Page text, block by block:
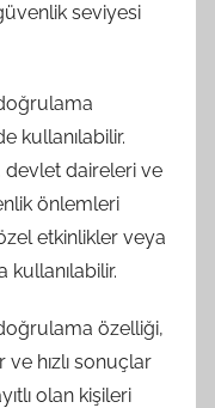
seviyesi
kullanılabilir.
devlet daireleri ve
önlemleri
etkinlikler veya
kullanılabilir.
özelliği,
ve hızlı sonuçlar
olan kişileri